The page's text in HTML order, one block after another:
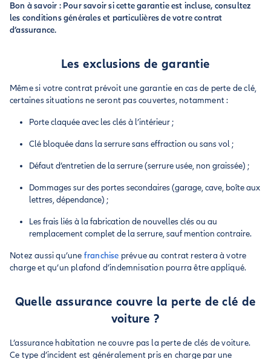
Bon à savoir : Pour savoir si cette garantie est incluse, consultez
les conditions générales et particulières de votre contrat
d’assurance.
Les exclusions de garantie
Même si votre contrat prévoit une garantie en cas de perte de clé,
certaines situations ne seront pas couvertes, notamment :
Porte claquée avec les clés à l’intérieur ;
Clé bloquée dans la serrure sans effraction ou sans vol ;
Défaut d’entretien de la serrure (serrure usée, non graissée) ;
Dommages sur des portes secondaires (garage, cave, boîte aux
lettres, dépendance) ;
Les frais liés à la fabrication de nouvelles clés ou au
remplacement complet de la serrure, sauf mention contraire.
Notez aussi qu’une franchise prévue au contrat restera à votre
charge et qu’un plafond d’indemnisation pourra être appliqué.
Quelle assurance couvre la perte de clé de
voiture ?
L’assurance habitation ne couvre pas la perte de clés de voiture.
Ce type d’incident est généralement pris en charge par une